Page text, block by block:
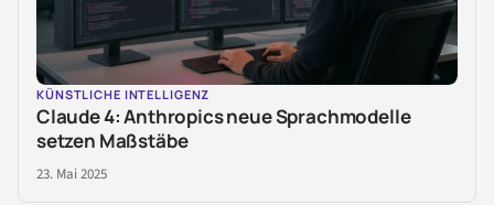
KÜNSTLICHE INTELLIGENZ
Claude 4: Anthropics neue Sprachmodelle
setzen Maßstäbe
23. Mai 2025